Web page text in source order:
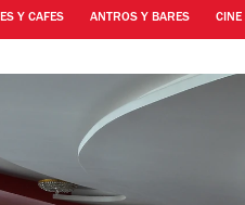
Y CAFES ANTROS Y BARES CINE